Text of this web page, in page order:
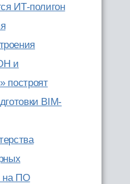
ИТ-полигон
и
построят
BIM-
на ПО